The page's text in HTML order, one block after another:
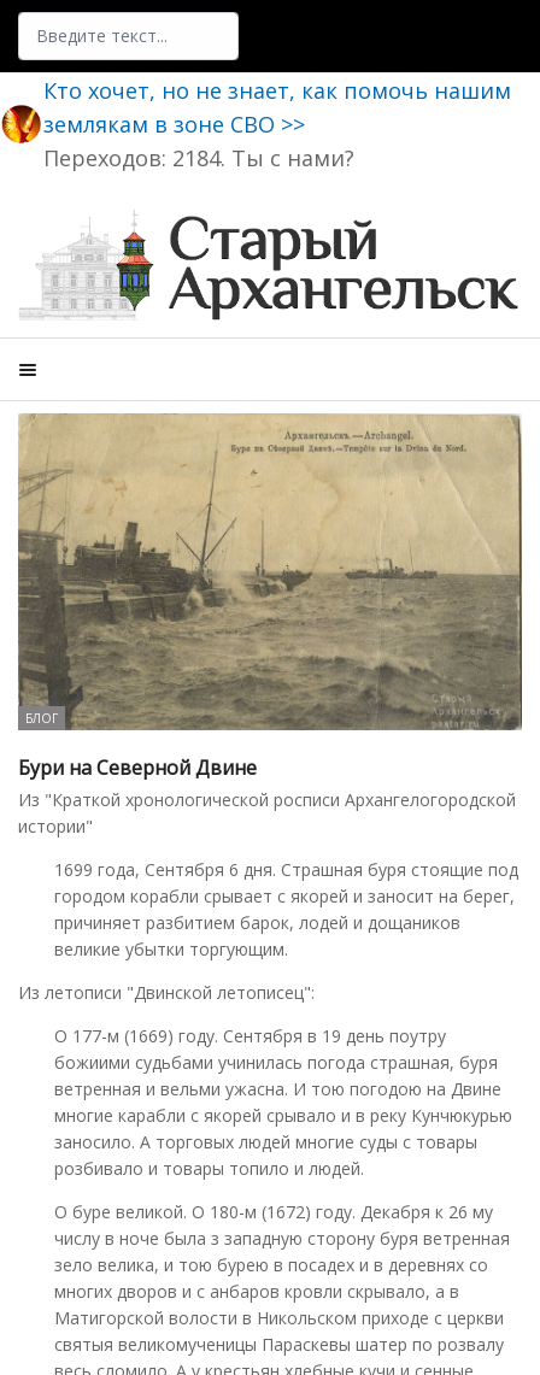
Поиск
Кто хочет, но не знает, как помочь нашим
землякам в зоне СВО >>
Переходов: 2184. Ты с нами?
БЛОГ
Бури на Северной Двине
Из "Краткой хронологической росписи Архангелогородской
истории"
1699 года, Сентября 6 дня. Страшная буря стоящие под
городом корабли срывает с якорей и заносит на берег,
причиняет разбитием барок, лодей и дощаников
великие убытки торгующим.
Из летописи "Двинской летописец":
О 177-м (1669) году. Сентября в 19 день поутру
божиими судьбами учинилась погода страшная, буря
ветренная и вельми ужасна. И тою погодою на Двине
многие карабли с якорей срывало и в реку Кунчюкурью
заносило. А торговых людей многие суды с товары
розбивало и товары топило и людей.
О буре великой. О 180-м (1672) году. Декабря к 26 му
числу в ноче была з западную сторону буря ветренная
зело велика, и тою бурею в посадех и в деревнях со
многих дворов и с анбаров кровли скрывало, а в
Матигорской волости в Никольском приходе с церкви
святыя великомученицы Параскевы шатер по розвалу